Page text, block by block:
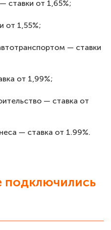
ставки от 1,65%;
от 1,55%;
— ставки
от 1,99%;
— ставка от
— ставка от 1.99%.
подключились